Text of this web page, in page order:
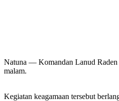
Natuna — Komandan Lanud Raden
malam.
Kegiatan keagamaan tersebut